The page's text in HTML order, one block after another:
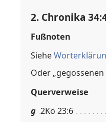
2. Chronika
Fußnoten
Siehe
Oder „gegossenen
Querverweise
g 2Kö 23:6